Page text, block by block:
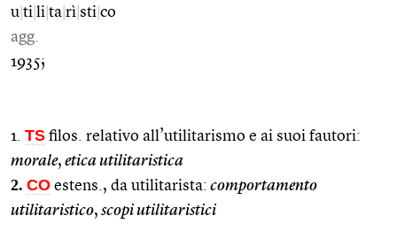
u ti li ta rì sti co
agg.
1935;
1. TS filos. relativo all’utilitarismo e ai suoi fautori:
morale, etica utilitaristica
2. CO estens., da utilitarista: comportamento
utilitaristico, scopi utilitaristici